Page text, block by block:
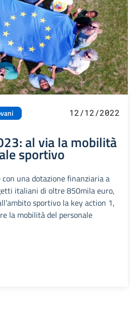
12/12/2022
al via la mobilità
sportivo
una dotazione finanziaria a
italiani di oltre 850mila euro,
sportivo la key action 1,
la mobilità del personale